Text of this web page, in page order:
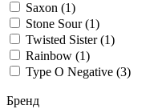
Saxon (1)
Stone Sour(1)
Twisted Sister(1)
Rainbow (1)
Type O Negative (3)
Бренд